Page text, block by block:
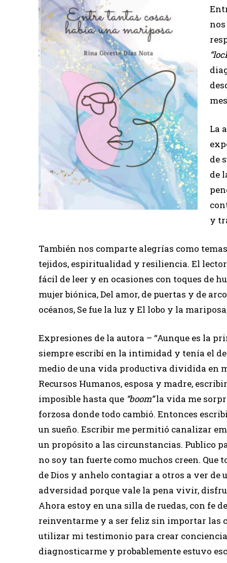
La
de
de
y
También nos comparte alegrías como
tejidos, espiritualidad y resiliencia. El
fácil de leer y en ocasiones con toques de
mujer biónica, Del amor, de puertas y de
océanos, Se fue la luz y El lobo y la
Expresiones de la autora – “Aunque es la
siempre escribí en la intimidad y tenía el
medio de una vida productiva dividida en
Recursos Humanos, esposa y madre,
imposible hasta que “boom”la vida me
forzosa donde todo cambió. Entonces
un sueño. Escribir me permitió canalizar
un propósito a las circunstancias. Publico
no soy tan fuerte como muchos creen. Que
de Dios y anhelo contagiar a otros a ver de
adversidad porque vale la pena vivir,
Ahora estoy en una silla de ruedas, con fe
reinventarme y a ser feliz sin importar las
utilizar mi testimonio para crear
diagnosticarme y probablemente estuvo